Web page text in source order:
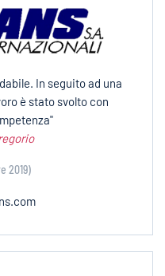
In seguito ad una
è stato svolto con
2019)